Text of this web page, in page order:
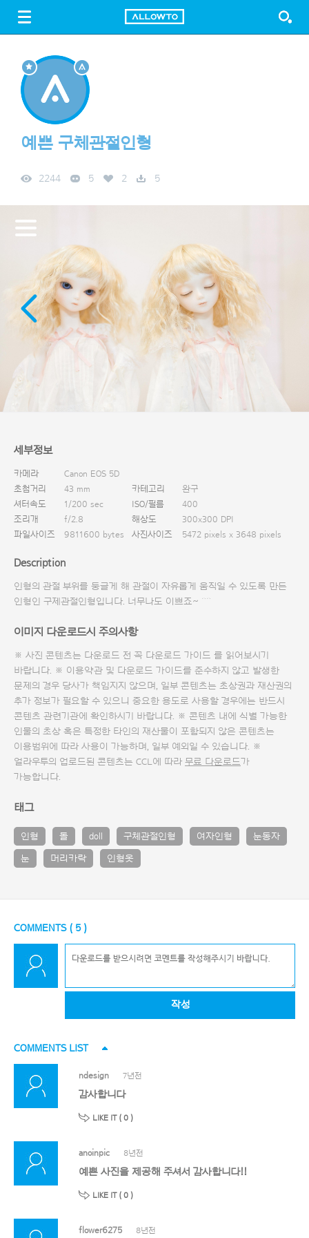
FREE DOWNLOAD
예쁜 구체관절인형
2244 5 2 5
세부정보
카메라
Canon EOS 5D
초첨거리
43 mm 카테고리
완구
셔터속도
1/200 sec ISO/필름
400
조리개
f/2.8 해상도
300x300 DPI
파일사이즈
9811600 bytes 사진사이즈 5472 pixels x 3648 pixels
Description
인형의 관절 부위를 둥글게 해 관절이 자유롭게 움직일 수 있도록 만든
인형인 구제관절인형입니다. 너무나도 이쁘죠~ ^^
이미지 다운로드시 주의사항
※ 사진 콘텐츠는 다운로드 전 꼭 다운로드 가이드 를 읽어보시기
바랍니다. ※ 이용약관 및 다운로드 가이드를 준수하지 않고 발생한
문제의 경우 당사가 책임지지 않으며, 일부 콘텐츠는 초상권과 재산권의
추가 정보가 필요할 수 있으니 중요한 용도로 사용할 경우에는 반드시
콘텐츠 관련기관에 확인하시기 바랍니다. ※ 콘텐츠 내에 식별 가능한
인물의 초상 혹은 특정한 타인의 재산물이 포함되지 않은 콘텐츠는
이용범위에 따라 사용이 가능하며, 일부 예외일 수 있습니다. ※
얼라우투의 업로드된 콘텐츠는 CCL에 따라 무료 다운로드가
가능합니다.
태그
인형 돌 doll 구체관절인형 여자인형 눈동자
눈 머리카락 인형옷
COMMENTS ( 5)
작성
COMMENTS LIST
ndesign 7년전
감사합니다
LIKE IT ( 0 )
anoinpic 8년전
예쁜 사진을 제공해 주셔서 감사합니다!!
LIKE IT ( 0 )
flower6275 8년전